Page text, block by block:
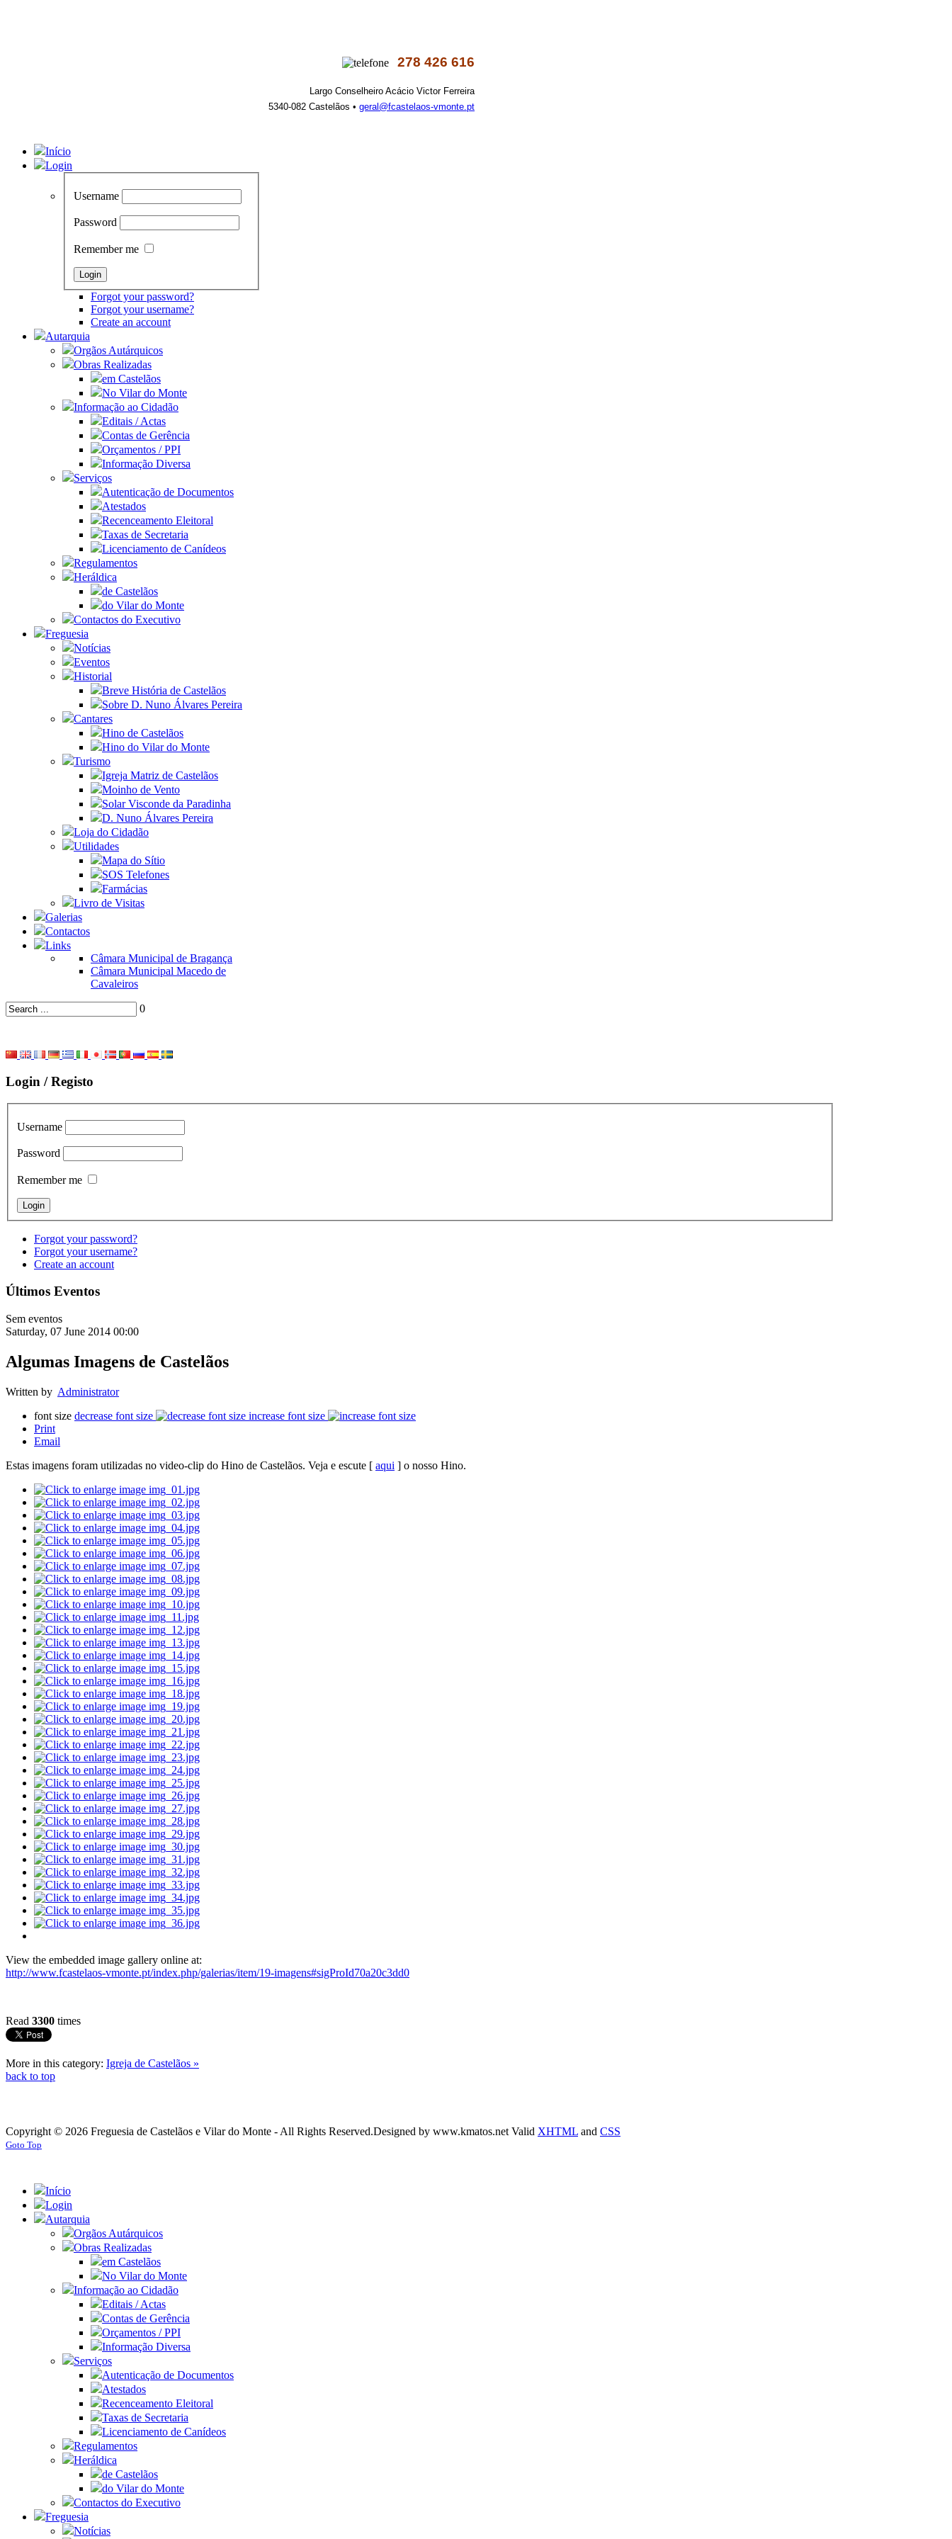
278 426 616
Largo Conselheiro Acácio Victor Ferreira
5340-082 Castelãos • geral@fcastelaos-vmonte.pt
Início
Login
Username
Password
Remember me
Forgot your password?
Forgot your username?
Create an account
Autarquia
Orgãos Autárquicos
Obras Realizadas
em Castelãos
No Vilar do Monte
Informação ao Cidadão
Editais / Actas
Contas de Gerência
Orçamentos / PPI
Informação Diversa
Serviços
Autenticação de Documentos
Atestados
Recenceamento Eleitoral
Taxas de Secretaria
Licenciamento de Canídeos
Regulamentos
Heráldica
de Castelãos
do Vilar do Monte
Contactos do Executivo
Freguesia
Notícias
Eventos
Historial
Breve História de Castelãos
Sobre D. Nuno Álvares Pereira
Cantares
Hino de Castelãos
Hino do Vilar do Monte
Turismo
Igreja Matriz de Castelãos
Moinho de Vento
Solar Visconde da Paradinha
D. Nuno Álvares Pereira
Loja do Cidadão
Utilidades
Mapa do Sítio
SOS Telefones
Farmácias
Livro de Visitas
Galerias
Contactos
Links
Câmara Municipal de Bragança
Câmara Municipal Macedo de
Cavaleiros
0
Login / Registo
Username
Password
Remember me
Forgot your password?
Forgot your username?
Create an account
Últimos Eventos
Sem eventos
Saturday, 07 June 2014 00:00
Algumas Imagens de Castelãos
Written by Administrator
font size decrease font size
increase font size
Print
Email
Estas imagens foram utilizadas no video-clip do Hino de Castelãos. Veja e escute [ aqui ] o nosso Hino.
View the embedded image gallery online at:
http://www.fcastelaos-vmonte.pt/index.php/galerias/item/19-imagens#sigProId70a20c3dd0
Read 3300 times
More in this category: Igreja de Castelãos »
back to top
Copyright © 2026 Freguesia de Castelãos e Vilar do Monte - All Rights Reserved.Designed by www.kmatos.net Valid XHTML and CSS
Goto Top
Início
Login
Autarquia
Orgãos Autárquicos
Obras Realizadas
em Castelãos
No Vilar do Monte
Informação ao Cidadão
Editais / Actas
Contas de Gerência
Orçamentos / PPI
Informação Diversa
Serviços
Autenticação de Documentos
Atestados
Recenceamento Eleitoral
Taxas de Secretaria
Licenciamento de Canídeos
Regulamentos
Heráldica
de Castelãos
do Vilar do Monte
Contactos do Executivo
Freguesia
Notícias